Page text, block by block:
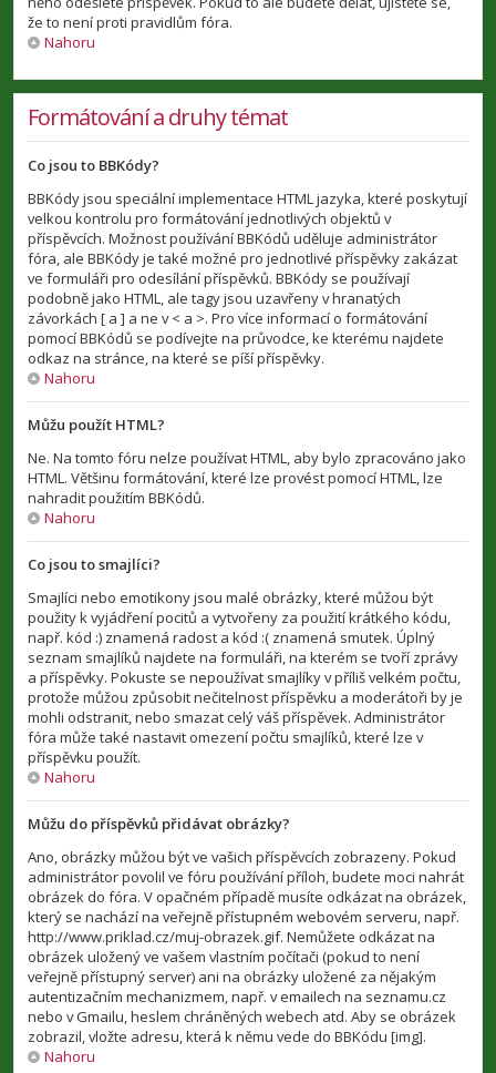
že to není proti pravidlům fóra.
Nahoru
Formátování a druhy témat
Co jsou to BBKódy?
BBKódy jsou speciální implementace HTML jazyka, které poskytují
velkou kontrolu pro formátování jednotlivých objektů v
příspěvcích. Možnost používání BBKódů uděluje administrátor
fóra, ale BBKódy je také možné pro jednotlivé příspěvky zakázat
ve formuláři pro odesílání příspěvků. BBKódy se používají
podobně jako HTML, ale tagy jsou uzavřeny v hranatých
závorkách [ a ] a ne v < a >. Pro více informací o formátování
pomocí BBKódů se podívejte na průvodce, ke kterému najdete
odkaz na stránce, na které se píší příspěvky.
Nahoru
Můžu použít HTML?
Ne. Na tomto fóru nelze používat HTML, aby bylo zpracováno jako
HTML. Většinu formátování, které lze provést pomocí HTML, lze
nahradit použitím BBKódů.
Nahoru
Co jsou to smajlíci?
Smajlíci nebo emotikony jsou malé obrázky, které můžou být
použity k vyjádření pocitů a vytvořeny za použití krátkého kódu,
např. kód :) znamená radost a kód :( znamená smutek. Úplný
seznam smajlíků najdete na formuláři, na kterém se tvoří zprávy
a příspěvky. Pokuste se nepoužívat smajlíky v příliš velkém počtu,
protože můžou způsobit nečitelnost příspěvku a moderátoři by je
mohli odstranit, nebo smazat celý váš příspěvek. Administrátor
fóra může také nastavit omezení počtu smajlíků, které lze v
příspěvku použít.
Nahoru
Můžu do příspěvků přidávat obrázky?
Ano, obrázky můžou být ve vašich příspěvcích zobrazeny. Pokud
administrátor povolil ve fóru používání příloh, budete moci nahrát
obrázek do fóra. V opačném případě musíte odkázat na obrázek,
který se nachází na veřejně přístupném webovém serveru, např.
http://www.priklad.cz/muj-obrazek.gif. Nemůžete odkázat na
obrázek uložený ve vašem vlastním počítači (pokud to není
veřejně přístupný server) ani na obrázky uložené za nějakým
autentizačním mechanizmem, např. v emailech na seznamu.cz
nebo v Gmailu, heslem chráněných webech atd. Aby se obrázek
zobrazil, vložte adresu, která k němu vede do BBKódu [img].
Nahoru